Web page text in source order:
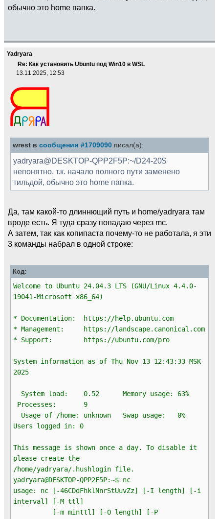
обычно это home папка.
Yadryara
Re: Как установить Ubuntu под Win10 в WSL
13.11.2025, 12:53
wrest в сообщении #1709090 писал(а):
yadryara@DESKTOP-QPP2F5P:~/D24-20$
непонятно, т.к. начало полного пути заменено
тильдой, обычно это home папка.
Да, там какой-то длиннющий путь и home/yadryara там
вроде есть. Я туда сразу попадаю через mc.
А затем, так как копипаста почему-то не работала, я эти
3 команды набрал в одной строке:
Код:
Welcome to Ubuntu 24.04.3 LTS (GNU/Linux 4.4.0-
19041-Microsoft x86_64)
* Documentation: https://help.ubuntu.com
* Management: https://landscape.canonical.com
* Support: https://ubuntu.com/pro
System information as of Thu Nov 13 12:43:33 MSK
2025
System load: 0.52 Memory usage: 63%
Processes: 9
Usage of /home: unknown Swap usage: 0%
Users logged in: 0
This message is shown once a day. To disable it
please create the
/home/yadryara/.hushlogin file.
yadryara@DESKTOP-QPP2F5P:~$ nc
usage: nc [-46CDdFhklNnrStUuvZz] [-I length] [-i
interval] [-M ttl]
[-m minttl] [-O length] [-P